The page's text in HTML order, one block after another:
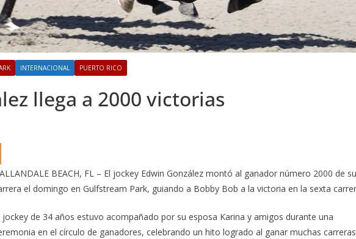
INTERNACIONAL PUERTO RICO
llega a 2000 victorias
BEACH, FL – El jockey Edwin González montó al ganador número 2000 de su
el domingo en Gulfstream Park, guiando a Bobby Bob a la victoria en la sexta
jockey de 34 años estuvo acompañado por su esposa Karina y amigos durante una
en el círculo de ganadores, celebrando un hito logrado al ganar muchas carreras